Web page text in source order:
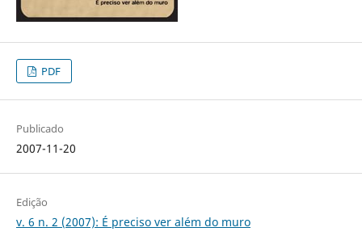
PDF
Publicado
2007-11-20
Edição
v. 6 n. 2 (2007): É preciso ver além do muro